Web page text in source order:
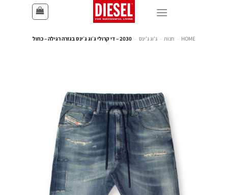
HOME
- חנות - ג'וג ג'ינס - 2030 – די קרולי ג׳וג ג׳ינס בגזרה רגילה – כחול